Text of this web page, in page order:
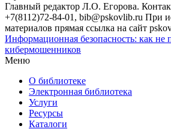
Главный редактор Л.О. Егорова.
+7(8112)72-84-01, bib@pskovlib.ru При
материалов прямая ссылка на сайт
Информационная безопасность: как не
кибермошенников
Меню
О библиотеке
Электронная библиотека
Услуги
Ресурсы
Каталоги